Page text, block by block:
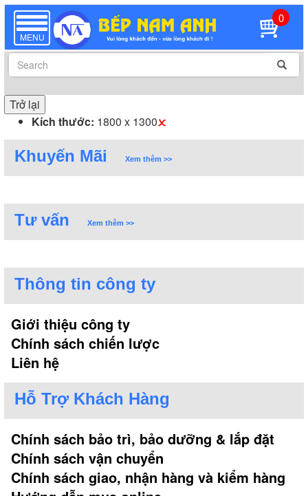
TOGGLE
NAVIGATION
MENU
0
Trở lại
Kích thước: 1800 x 1300
Khuyến Mãi Xem thêm >>
Tư vấn Xem thêm >>
Thông tin công ty
Giới thiệu công ty
Chính sách chiến lược
Liên hệ
Hỗ Trợ Khách Hàng
Chính sách bảo trì, bảo dưỡng & lắp đặt
Chính sách vận chuyển
Chính sách giao, nhận hàng và kiểm hàng